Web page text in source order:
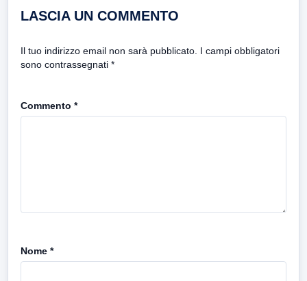
LASCIA UN COMMENTO
Il tuo indirizzo email non sarà pubblicato. I campi obbligatori
sono contrassegnati *
Commento *
Nome *